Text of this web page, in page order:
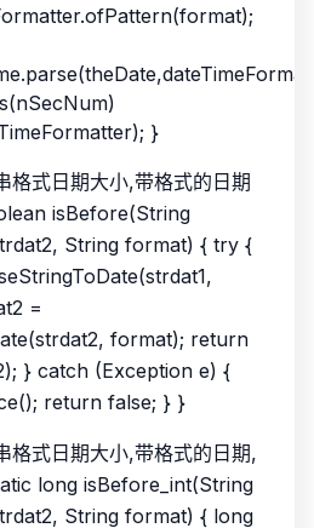
}
格式日期大小,带格式的日期
isBefore(String
String format) { try {
=
format); return
} catch (Exception e) {
return false; } }
格式日期大小,带格式的日期,
long isBefore_int(String
String format) { long